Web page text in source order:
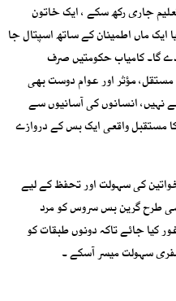
جاری رکھ سکے ، ایک خاتون
ماں اطمینان کے ساتھ اسپتال جا
گا۔ کامیاب حکومتیں صرف
مستقل، مؤثر اور عوام دوست بھی
نہیں، انسانوں کی آسانیوں سے
مستقبل واقعی ایک بس کے دروازے
کی سہولت اور تحفظ کے لیے
طرح گرین بس سروس کو مرد
جائے تاکہ دونوں طبقات کو
سہولت میسر آسکے ۔